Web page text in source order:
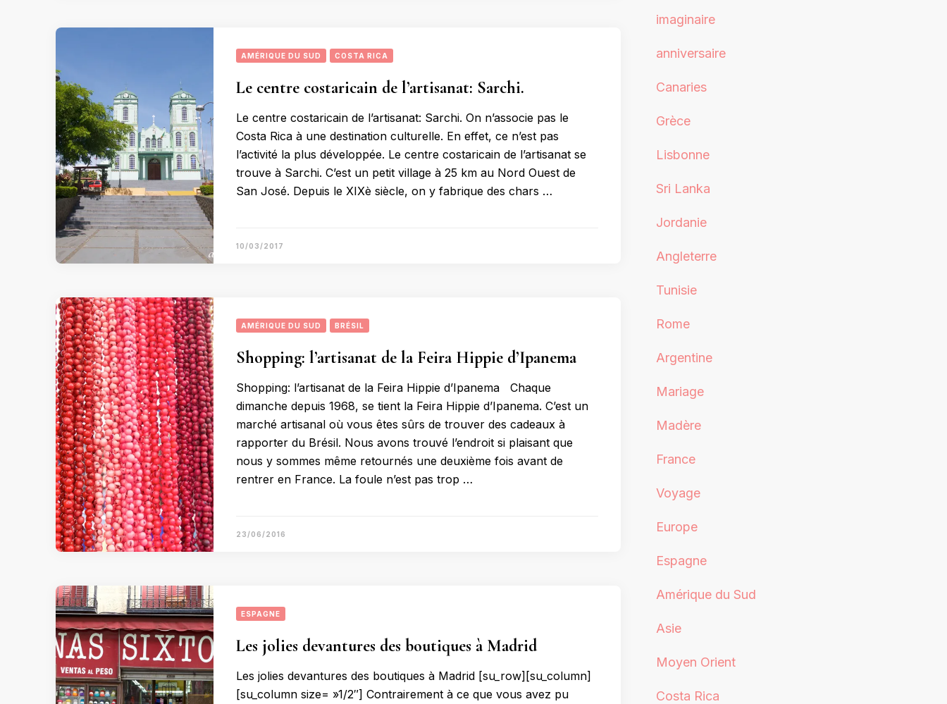
AMÉRIQUE DU SUD COSTA RICA
Le centre costaricain de l’artisanat: Sarchi.
Le centre costaricain de l’artisanat: Sarchi. On n’associe pas le
Costa Rica à une destination culturelle. En effet, ce n’est pas
l’activité la plus développée. Le centre costaricain de l’artisanat se
trouve à Sarchi. C’est un petit village à 25 km au Nord Ouest de
San José. Depuis le XIXè siècle, on y fabrique des chars …
10/03/2017
AMÉRIQUE DU SUD BRÉSIL
Shopping: l’artisanat de la Feira Hippie d’Ipanema
Shopping: l’artisanat de la Feira Hippie d’Ipanema Chaque
dimanche depuis 1968, se tient la Feira Hippie d’Ipanema. C’est un
marché artisanal où vous êtes sûrs de trouver des cadeaux à
rapporter du Brésil. Nous avons trouvé l’endroit si plaisant que
nous y sommes même retournés une deuxième fois avant de
rentrer en France. La foule n’est pas trop …
23/06/2016
ESPAGNE
Les jolies devantures des boutiques à Madrid
Les jolies devantures des boutiques à Madrid [su_row][su_column]
[su_column size= »1/2″] Contrairement à ce que vous avez pu
imaginaire
anniversaire
Canaries
Grèce
Lisbonne
Sri Lanka
Jordanie
Angleterre
Tunisie
Rome
Argentine
Mariage
Madère
France
Voyage
Europe
Espagne
Amérique du Sud
Asie
Moyen Orient
Costa Rica